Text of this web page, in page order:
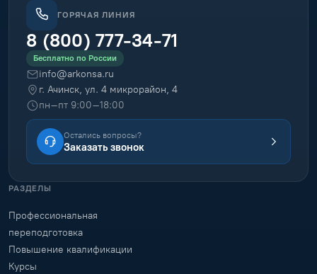
ГОРЯЧАЯ ЛИНИЯ
8 (800) 777-34-71
Бесплатно по России
info@arkonsa.ru
г. Ачинск, ул. 4 микрорайон, 4
пн–пт 9:00–18:00
Остались вопросы?
Заказать звонок
РАЗДЕЛЫ
Профессиональная
переподготовка
Повышение квалификации
Курсы